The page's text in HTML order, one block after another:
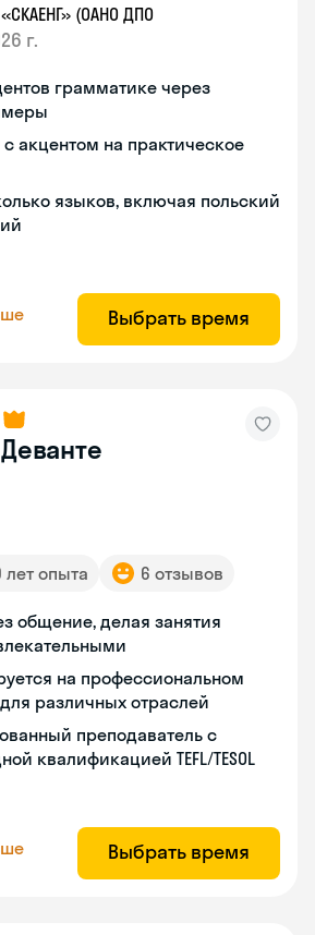
(ОАНО ДПО
г.
грамматике через
с акцентом на практическое
языков, включая польский
Выбрать время
Деванте
лет опыта 6 отзывов
общение, делая занятия
на профессиональном
различных отраслей
преподаватель с
квалификацией TEFL/TESOL
Выбрать время